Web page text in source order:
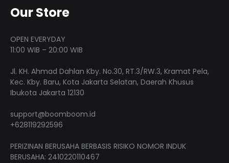
Our Store
OPEN EVERYDAY
11:00 WIB – 20:00 WIB
Jl. KH. Ahmad Dahlan Kby. No.30, RT.3/RW.3, Kramat Pela,
Kec. Kby. Baru, Kota Jakarta Selatan, Daerah Khusus
Ibukota Jakarta 12130
support@boomboom.id
+628119292596
PERIZINAN BERUSAHA BERBASIS RISIKO NOMOR INDUK
BERUSAHA: 2410220110467